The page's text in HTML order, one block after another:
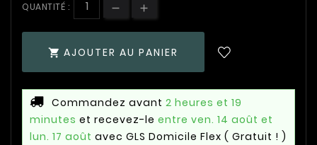
QUANTITÉ :
 AJOUTER AU PANIER
Commandez avant 2 heures et 19
minutes et recevez-le entre ven. 14 août et
lun. 17 août avec GLS Domicile Flex ( Gratuit ! )